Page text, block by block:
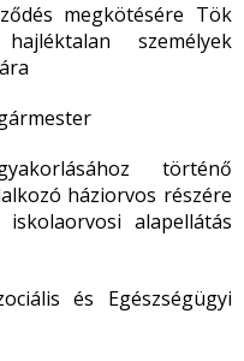
megkötésére Tök
személyek
történő
háziorvos részére
alapellátás
és Egészségügyi